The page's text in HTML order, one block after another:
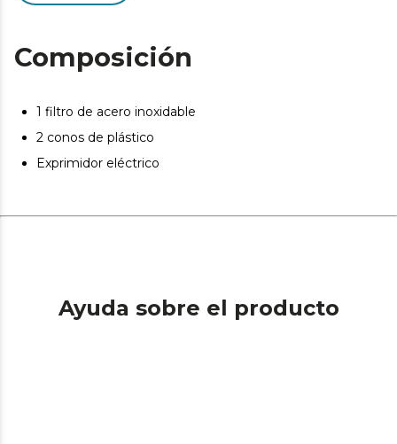
Composición
1 filtro de acero inoxidable
2 conos de plástico
Exprimidor eléctrico
Ayuda sobre el producto